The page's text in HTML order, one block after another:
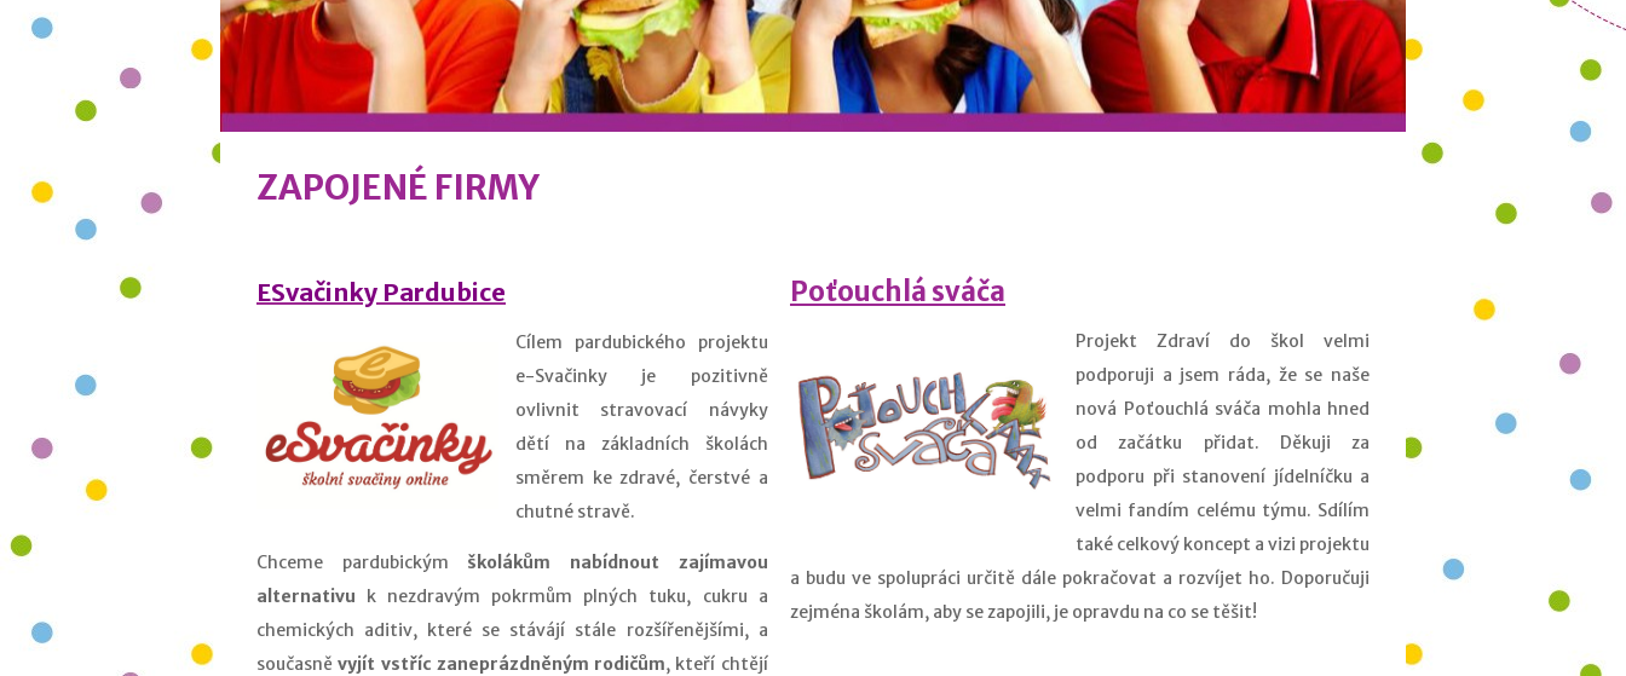
ZAPOJENÉ FIRMY
ESvačinky Pardubice
Cílem pardubického projektu
e-Svačinky je pozitivně
ovlivnit stravovací návyky
dětí na základních školách
směrem ke zdravé, čerstvé a
chutné stravě.
Chceme pardubickým školákům nabídnout zajímavou
alternativu k nezdravým pokrmům plných tuku, cukru a
chemických aditiv, které se stávájí stále rozšířenějšími, a
současněvyjít vstříc zaneprázdněným rodičům, kteří chtějí
Poťouchlá sváča
Projekt Zdraví do škol velmi
podporuji a jsem ráda, že se naše
nová Poťouchlá sváča mohla hned
od začátku přidat. Děkuji za
podporu při stanovení jídelníčku a
velmi fandím celému týmu. Sdílím
také celkový koncept a vizi projektu
a budu ve spolupráci určitě dále pokračovat a rozvíjet ho. Doporučuji
zejména školám, aby se zapojili, je opravdu na co se těšit!